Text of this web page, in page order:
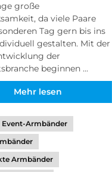
große
da viele Paare
Tag gern bis ins
gestalten. Mit der
der
beginnen ...
Mehr lesen
Event-Armbänder
Armbänder